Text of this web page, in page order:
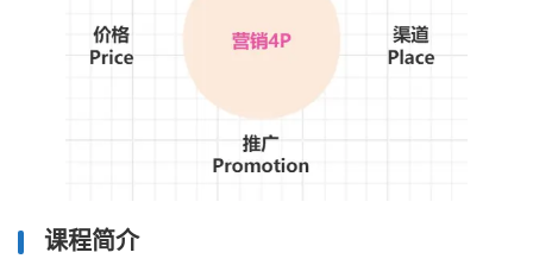
课程简介